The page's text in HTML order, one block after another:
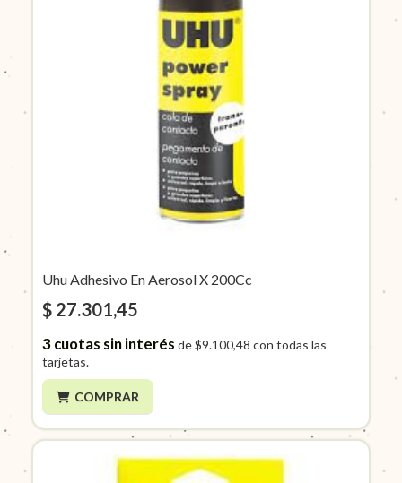
Uhu Adhesivo En Aerosol X 200Cc
$ 27.301,45
3cuotas sin interés de$9.100,48 con todas las
tarjetas.
COMPRAR